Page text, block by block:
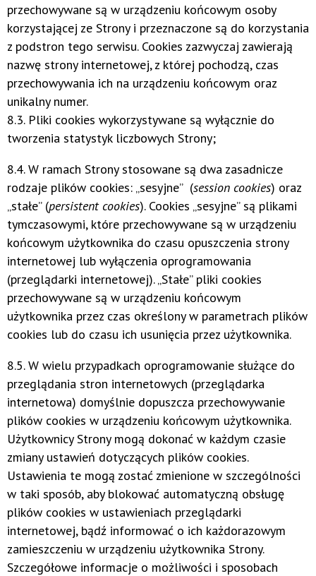
przechowywane są w urządzeniu końcowym osoby
korzystającej ze Strony i przeznaczone są do korzystania
z podstron tego serwisu. Cookies zazwyczaj zawierają
nazwę strony internetowej, z której pochodzą, czas
przechowywania ich na urządzeniu końcowym oraz
unikalny numer.
8.3. Pliki cookies wykorzystywane są wyłącznie do
tworzenia statystyk liczbowych Strony;
8.4. W ramach Strony stosowane są dwa zasadnicze
rodzaje plików cookies: „sesyjne” (session cookies) oraz
„stałe” (persistent cookies). Cookies „sesyjne” są plikami
tymczasowymi, które przechowywane są w urządzeniu
końcowym użytkownika do czasu opuszczenia strony
internetowej lub wyłączenia oprogramowania
(przeglądarki internetowej). „Stałe” pliki cookies
przechowywane są w urządzeniu końcowym
użytkownika przez czas określony w parametrach plików
cookies lub do czasu ich usunięcia przez użytkownika.
8.5. W wielu przypadkach oprogramowanie służące do
przeglądania stron internetowych (przeglądarka
internetowa) domyślnie dopuszcza przechowywanie
plików cookies w urządzeniu końcowym użytkownika.
Użytkownicy Strony mogą dokonać w każdym czasie
zmiany ustawień dotyczących plików cookies.
Ustawienia te mogą zostać zmienione w szczególności
w taki sposób, aby blokować automatyczną obsługę
plików cookies w ustawieniach przeglądarki
internetowej, bądź informować o ich każdorazowym
zamieszczeniu w urządzeniu użytkownika Strony.
Szczegółowe informacje o możliwości i sposobach